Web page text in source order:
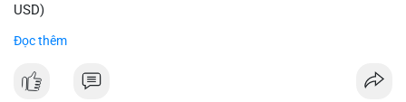
USD)
xác nhận di chuyển trong mempool. Với quy mô này, khả năng
Đọc thêm